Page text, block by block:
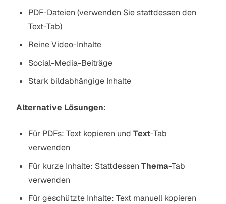
PDF-Dateien (verwenden Sie stattdessen den
Text-Tab)
Reine Video-Inhalte
Social-Media-Beiträge
Stark bildabhängige Inhalte
Alternative Lösungen:
Für PDFs: Text kopieren und Text-Tab
verwenden
Für kurze Inhalte: Stattdessen Thema-Tab
verwenden
Für geschützte Inhalte: Text manuell kopieren